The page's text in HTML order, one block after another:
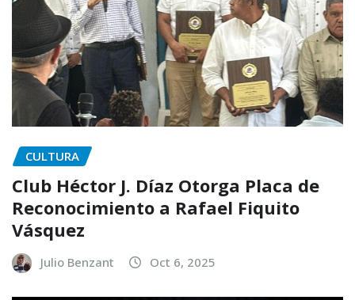
CULTURA
Club Héctor J. Díaz Otorga Placa de
Reconocimiento a Rafael Fiquito
Vásquez
Julio Benzant Oct 6, 2025